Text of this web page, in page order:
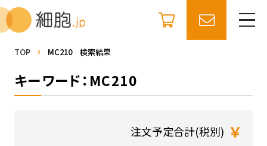
TOP MC210 検索結果
キーワード：MC210
注文予定合計(税別) ￥